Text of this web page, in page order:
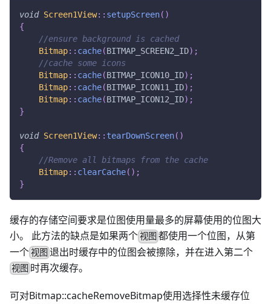
void Screen1View:: setupScreen( )
{
//ensure background is cached
Bitmap:: cache(BITMAP_SCREEN2_ID) ;
//cache some icons
Bitmap:: cache(BITMAP_ICON10_ID) ;
Bitmap:: cache(BITMAP_ICON11_ID) ;
Bitmap:: cache(BITMAP_ICON12_ID) ;
}
void Screen1View:: tearDownScreen( )
{
//Remove all bitmaps from the cache
Bitmap:: clearCache( ) ;
}
缓存的存储空间要求是位图使用量最多的屏幕使用的位图大
小。 此方法的缺点是如果两个视图 都使用一个位图，从第
一个视图 退出时缓存中的位图会被擦除，并在进入第二个
视图 时再次缓存。
可对Bitmap::cacheRemoveBitmap使用选择性未缓存位